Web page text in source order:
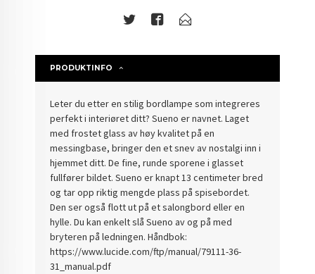
PRODUKTINFO
Leter du etter en stilig bordlampe som integreres
perfekt i interiøret ditt? Sueno er navnet. Laget
med frostet glass av høy kvalitet på en
messingbase, bringer den et snev av nostalgi inn i
hjemmet ditt. De fine, runde sporene i glasset
fullfører bildet. Sueno er knapt 13 centimeter bred
og tar opp riktig mengde plass på spisebordet.
Den ser også flott ut på et salongbord eller en
hylle. Du kan enkelt slå Sueno av og på med
bryteren på ledningen. Håndbok:
https://www.lucide.com/ftp/manual/79111-36-
31_manual.pdf